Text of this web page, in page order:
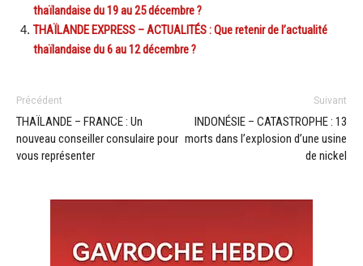
thaïlandaise du 19 au 25 décembre ?
THAÏLANDE EXPRESS – ACTUALITÉS : Que retenir de l’actualité
thaïlandaise du 6 au 12 décembre ?
Précédent
THAÏLANDE – FRANCE : Un
nouveau conseiller consulaire pour
vous représenter
Suivant
INDONÉSIE – CATASTROPHE : 13
morts dans l’explosion d’une usine
de nickel